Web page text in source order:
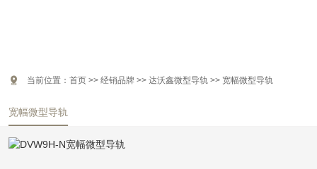
宽幅微型导轨
 当前位置： 首页 >> 经销品牌 >> 达沃鑫微型导轨 >> 宽幅微型导轨